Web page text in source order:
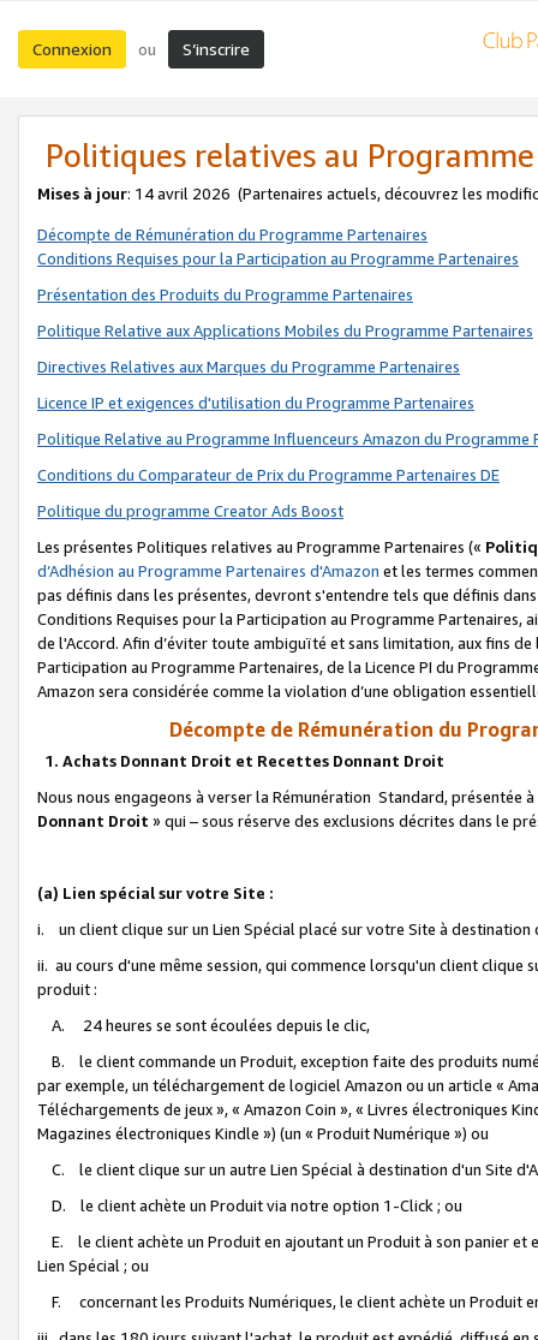
Connexion ou S’inscrire
Politiques relatives au
Mises à jour: 14 avril 2026 (Partenaires actuels, découvrez les
Décompte de Rémunération du Programme Partenaires
Conditions Requises pour la Participation au Programme Partenaires
Présentation des Produits du Programme Partenaires
Politique Relative aux Applications Mobiles du Programme Partenaires
Directives Relatives aux Marques du Programme Partenaires
Licence IP et exigences d'utilisation du Programme Partenaires
Politique Relative au Programme Influenceurs Amazon du Programme
Conditions du Comparateur de Prix du Programme Partenaires DE
Politique du programme Creator Ads Boost
Les présentes Politiques relatives au Programme Partenaires («
d’Adhésion au Programme Partenaires d'Amazon et les termes
pas définis dans les présentes, devront s'entendre tels que définis
Conditions Requises pour la Participation au Programme Partenaires,
de l'Accord. Afin d’éviter toute ambiguïté et sans limitation, aux fins
Participation au Programme Partenaires, de la Licence PI du
Amazon sera considérée comme la violation d’une obligation
Décompte de Rémunération du
1. Achats Donnant Droit et Recettes Donnant Droit
Nous nous engageons à verser la Rémunération Standard, présentée
Donnant Droit » qui – sous réserve des exclusions décrites dans le
(a) Lien spécial sur votre Site :
i. un client clique sur un Lien Spécial placé sur votre Site à destination
ii. au cours d'une même session, qui commence lorsqu'un client
produit :
A. 24 heures se sont écoulées depuis le clic,
B. le client commande un Produit, exception faite des produits
par exemple, un téléchargement de logiciel Amazon ou un article «
Téléchargements de jeux », « Amazon Coin », « Livres électroniques
Magazines électroniques Kindle ») (un « Produit Numérique ») ou
C. le client clique sur un autre Lien Spécial à destination d'un Site
D. le client achète un Produit via notre option 1-Click ; ou
E. le client achète un Produit en ajoutant un Produit à son panier et
Lien Spécial ; ou
F. concernant les Produits Numériques, le client achète un Produit